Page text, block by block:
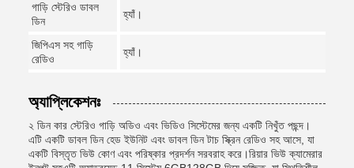
গাড়ি স্টেরিও ডাবল
ডিন
হ্যাঁ।
জিপিএস সহ গাড়ি
রেডিও
হ্যাঁ।
অ্যাপ্লিকেশনঃ
২ ডিন কার স্টেরিও গাড়ি অডিও এবং ভিডিও সিস্টেমের জন্য একটি নিখুঁত পছন্দ।
এটি একটি ডাবল ডিন হেড ইউনিট এবং ডাবল ডিন টাচ স্ক্রিন রেডিও সহ আসে, যা
একটি বিস্তৃত ভিউ কোণ এবং পরিষ্কার প্রদর্শন সরবরাহ করে।রিয়ার ভিউ ক্যামেরার